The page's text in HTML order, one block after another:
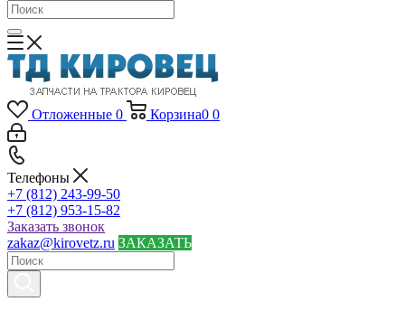
Отложенные 0 Корзина0 0
Телефоны
+7 (812) 243-99-50
+7 (812) 953-15-82
Заказать звонок
zakaz@kirovetz.ru ЗАКАЗАТЬ